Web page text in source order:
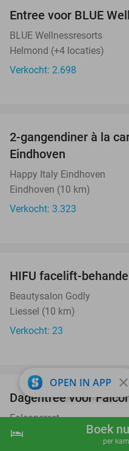
shopping_cart
hotel Boek
per
Entree voor BLUE
BLUE Wellnessresorts
Helmond (+4 locaties)
Verkocht: 2.698
2-gangendiner à la
Eindhoven
Happy Italy Eindhoven
Eindhoven (10 km)
Verkocht: 3.323
HIFU facelift-
Beautysalon Godly
Liessel (10 km)
Verkocht: 23
Dagentree voor
Falconcrest
Eindhoven (9 km)
OPEN IN APP close